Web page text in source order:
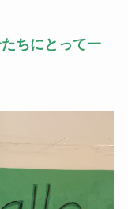
ちにとって一